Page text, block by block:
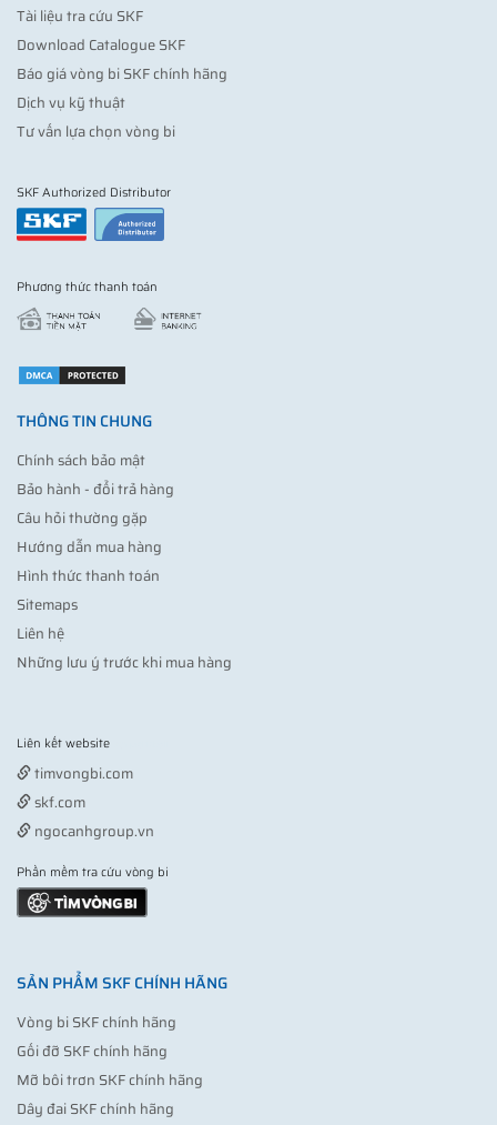
Tài liệu tra cứu SKF
Download Catalogue SKF
Báo giá vòng bi SKF chính hãng
Dịch vụ kỹ thuật
Tư vấn lựa chọn vòng bi
SKF Authorized Distributor
Phương thức thanh toán
THÔNG TIN CHUNG
Chính sách bảo mật
Bảo hành - đổi trả hàng
Câu hỏi thường gặp
Hướng dẫn mua hàng
Hình thức thanh toán
Sitemaps
Liên hệ
Những lưu ý trước khi mua hàng
Liên kết website
timvongbi.com
skf.com
ngocanhgroup.vn
Phần mềm tra cứu vòng bi
SẢN PHẨM SKF CHÍNH HÃNG
Vòng bi SKF chính hãng
Gối đỡ SKF chính hãng
Mỡ bôi trơn SKF chính hãng
Dây đai SKF chính hãng